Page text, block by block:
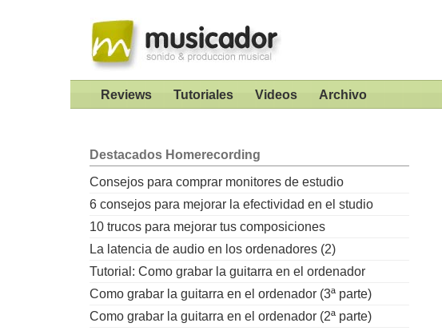
Reviews Tutoriales Videos Archivo
Destacados Homerecording
Consejos para comprar monitores de estudio
6 consejos para mejorar la efectividad en el studio
10 trucos para mejorar tus composiciones
La latencia de audio en los ordenadores (2)
Tutorial: Como grabar la guitarra en el ordenador
Como grabar la guitarra en el ordenador (3ª parte)
Como grabar la guitarra en el ordenador (2ª parte)